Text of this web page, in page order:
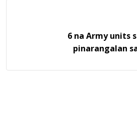
6 na Army units
pinarangalan